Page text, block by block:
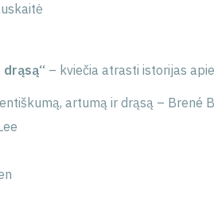
– kviečia atrasti istorijas
artumą ir drąsą – Brené